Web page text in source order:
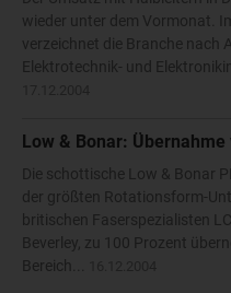
wieder unter dem Vormonat.
verzeichnet die Branche nach
Elektrotechnik- und
Low & Bonar:
Die schottische Low & Bonar
der größten Rotationsform-
britischen Faserspezialisten
Beverley, zu 100 Prozent
Bereich...